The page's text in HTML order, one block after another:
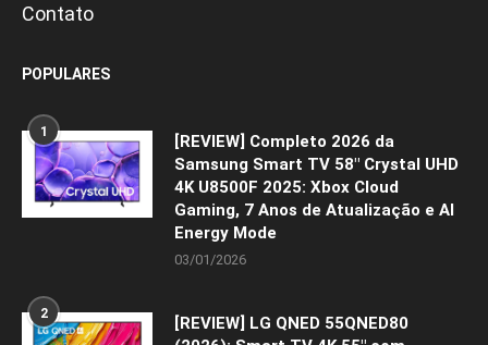
Contato
POPULARES
1
[REVIEW] Completo 2026 da
Samsung Smart TV 58″ Crystal UHD
4K U8500F 2025: Xbox Cloud
Gaming, 7 Anos de Atualização e AI
Energy Mode
03/01/2026
2
[REVIEW] LG QNED 55QNED80